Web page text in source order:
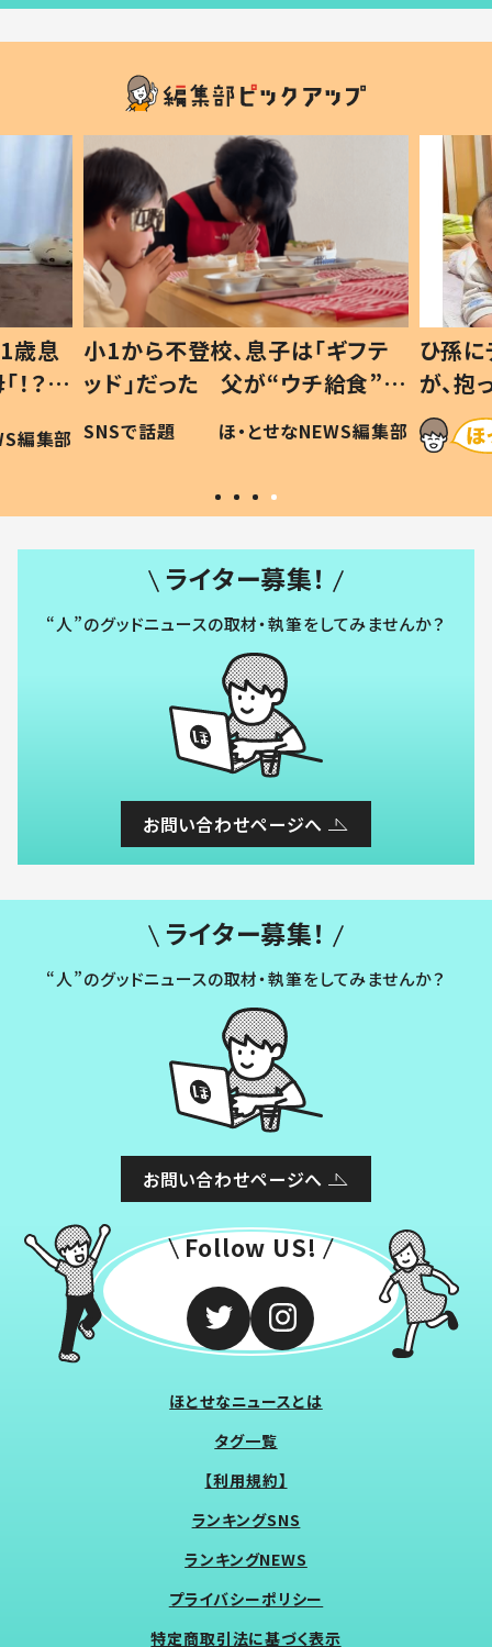
歳息
？」
編集部
小1から不登校、息子は「ギフテ
ッド」だった 父が“ウチ給食”を
作り続ける理由とは #令和の親
#令和の子
SNSで話題 ほ・とせなNEWS編集部
ひ孫
が、
「涙が
い」
ライター募集！
“人”のグッドニュースの取材・執筆をしてみませんか？
お問い合わせページへ
ライター募集！
“人”のグッドニュースの取材・執筆をしてみませんか？
お問い合わせページへ
Follow US!
ほとせなニュースとは
タグ一覧
【利用規約】
ランキングSNS
ランキングNEWS
プライバシーポリシー
特定商取引法に基づく表示